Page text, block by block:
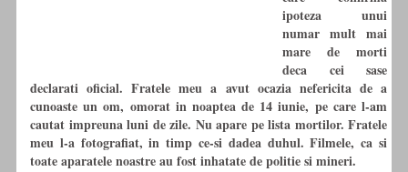
ipoteza unui
numar mult mai
mare de morti
deca cei sase
declarati oficial. Fratele meu a avut ocazia nefericita de a
cunoaste un om, omorat in noaptea de 14 iunie, pe care l-am
cautat impreuna luni de zile. Nu apare pe lista mortilor. Fratele
meu l-a fotografiat, in timp ce-si dadea duhul. Filmele, ca si
toate aparatele noastre au fost inhatate de politie si mineri.